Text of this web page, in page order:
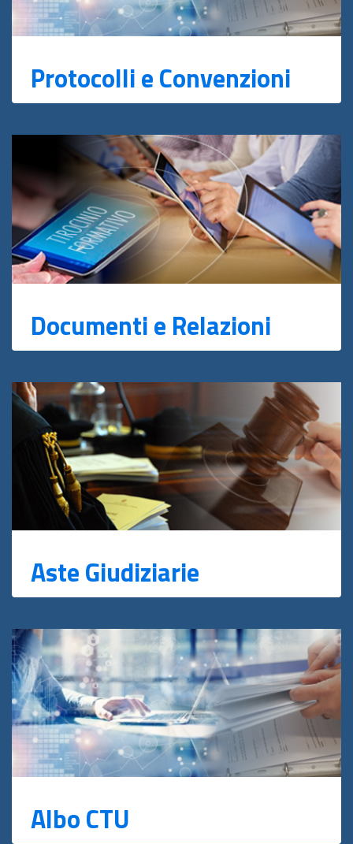
Protocolli e Convenzioni
Documenti e Relazioni
Aste Giudiziarie
Albo CTU